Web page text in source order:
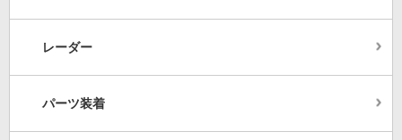
レーダー
パーツ装着